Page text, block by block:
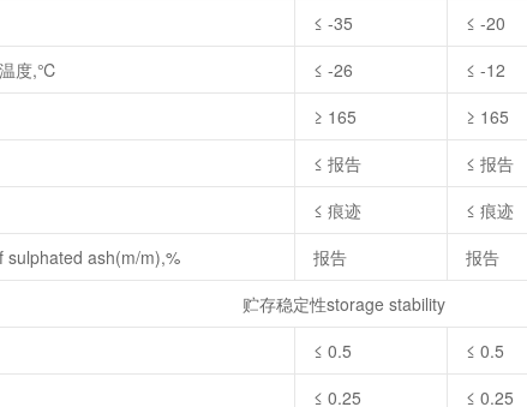
≤ -35 ≤ -20
温度,℃
≤ -26 ≤ -12
≥ 165 ≥ 165
≤ 报告 ≤ 报告
≤ 痕迹 ≤ 痕迹
sulphated ash(m/m),%
报告 报告
贮存稳定性storage stability
≤ 0.5 ≤ 0.5
≤ 0.25 ≤ 0.25